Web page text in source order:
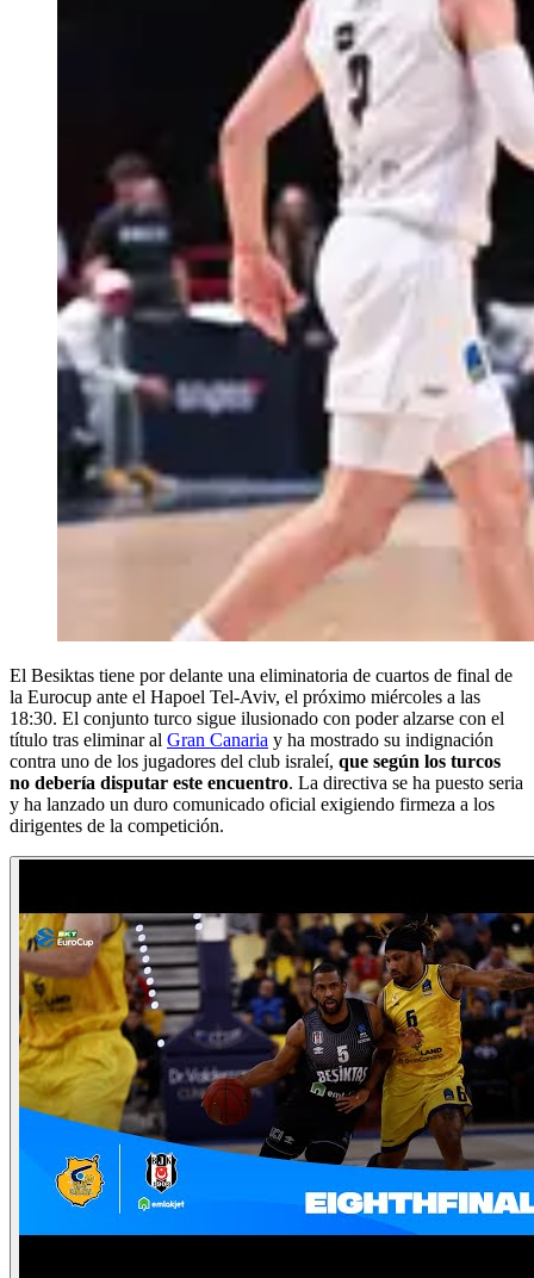
El Besiktas tiene por delante una eliminatoria de cuartos de final de
la Eurocup ante el Hapoel Tel-Aviv, el próximo miércoles a las
18:30. El conjunto turco sigue ilusionado con poder alzarse con el
título tras eliminar al Gran Canaria y ha mostrado su indignación
contra uno de los jugadores del club israleí, que según los turcos
no debería disputar este encuentro. La directiva se ha puesto seria
y ha lanzado un duro comunicado oficial exigiendo firmeza a los
dirigentes de la competición.